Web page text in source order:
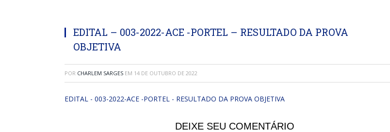
EDITAL – 003-2022-ACE -PORTEL – RESULTADO DA PROVA
OBJETIVA
POR CHARLEM SARGES EM 14 DE OUTUBRO DE 2022
EDITAL - 003-2022-ACE -PORTEL - RESULTADO DA PROVA OBJETIVA
DEIXE SEU COMENTÁRIO